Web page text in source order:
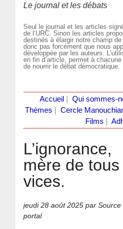
Le journal et les débats
Seul le journal et les articles
de l’URC. Sinon les articles
destinés à élargir notre champ
donc pas forcément que nous
développée par les auteurs.
en fin d’article, permet à
de nourrir le débat démocratique.
Accueil Qui sommes-
Thèmes
Cercle
Films
L’ignorance,
mère de tous
vices.
jeudi 28 août 2025 par Source
portal